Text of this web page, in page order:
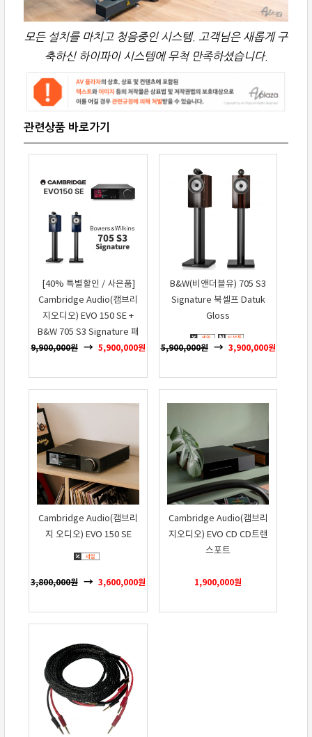
모든 설치를 마치고 청음중인 시스템. 고객님은 새롭게 구
축하신 하이파이 시스템에 무척 만족하셨습니다.
[40% 특별할인 / 사은품]
Cambridge Audio(캠브리
지오디오) EVO 150 SE +
B&W 705 S3 Signature 패
키지
9,900,000원 5,900,000원
B&W(비앤더블유) 705 S3
Signature 북셀프 Datuk
Gloss
5,900,000원 3,900,000원
Cambridge Audio(캠브리
지 오디오) EVO 150 SE
3,800,000원 3,600,000원
Cambridge Audio(캠브리
지오디오) EVO CD CD트랜
스포트
1,900,000원